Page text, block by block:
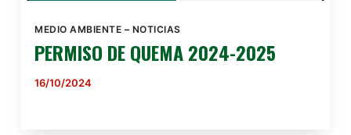
MEDIO AMBIENTE – NOTICIAS
PERMISO DE QUEMA 2024-2025
16/10/2024